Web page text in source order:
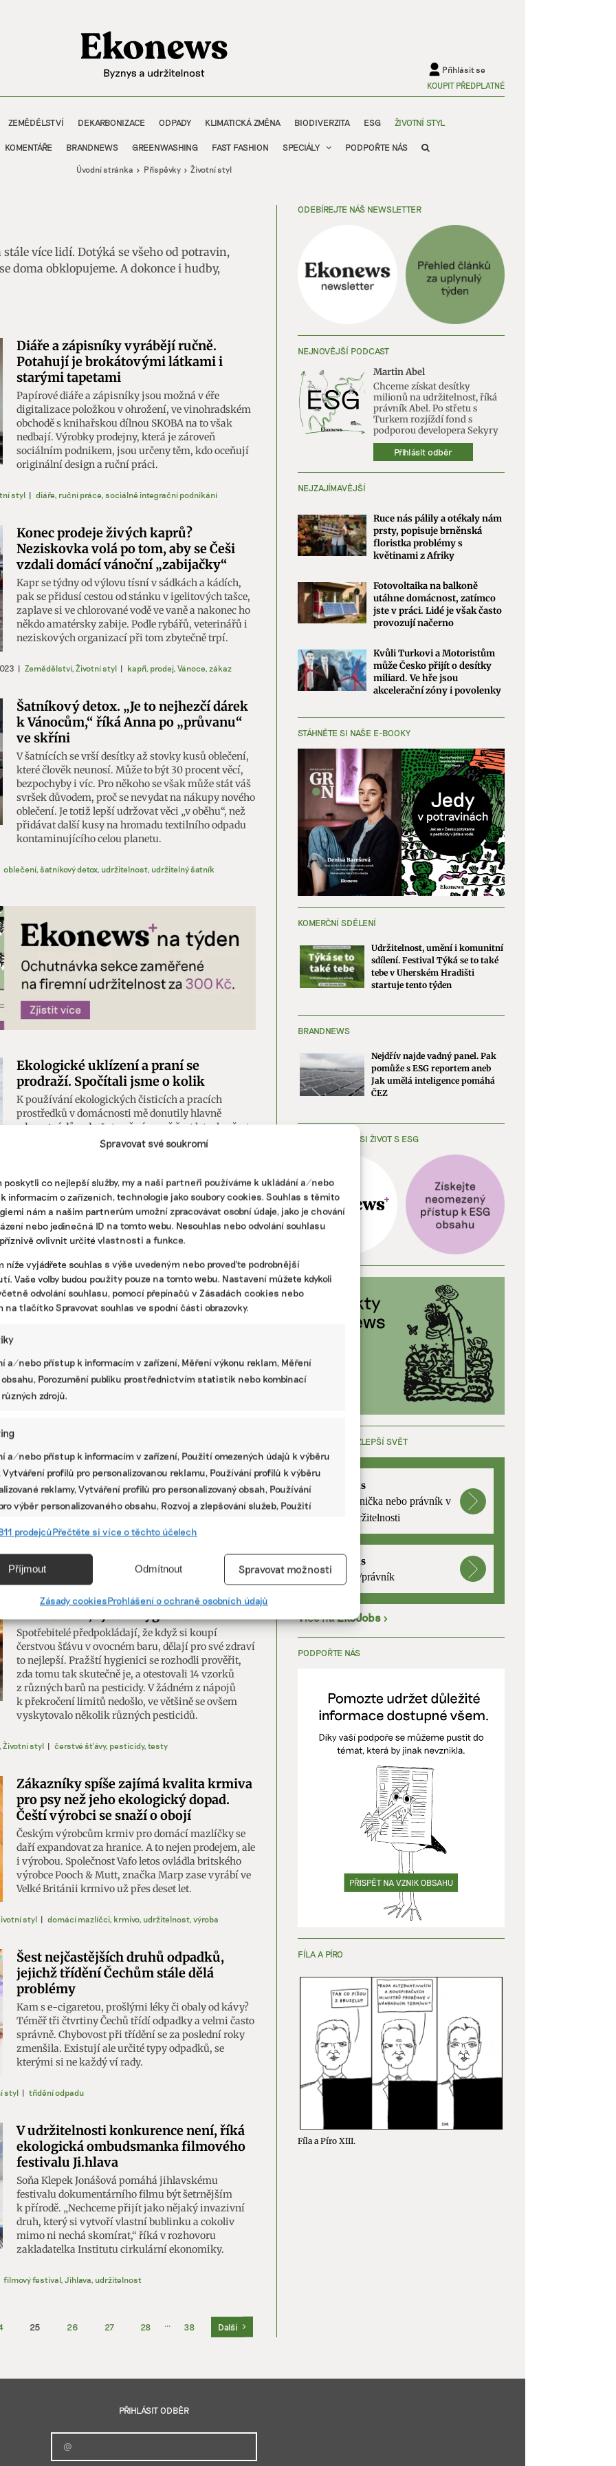
Spravovat své soukromí
poskytli co nejlepší služby, my a naši partneři používáme k ukládání a/nebo
informacím o zařízeních, technologie jako soubory cookies. Souhlas s těmito
nám a našim partnerům umožní zpracovávat osobní údaje, jako je chování
nebo jedinečná ID na tomto webu. Nesouhlas nebo odvolání souhlasu
ovlivnit určité vlastnosti a funkce.
níže vyjádřete souhlas s výše uvedeným nebo proveďte podrobnější
Vaše volby budou použity pouze na tomto webu. Nastavení můžete kdykoli
odvolání souhlasu, pomocí přepínačů v Zásadách cookies nebo
na tlačítko Spravovat souhlas ve spodní části obrazovky.
a/nebo přístup k informacím v zařízení, Měření výkonu reklam, Měření
obsahu, Porozumění publiku prostřednictvím statistik nebo kombinací
zdrojů.
a/nebo přístup k informacím v zařízení, Použití omezených údajů k výběru
Vytváření profilů pro personalizovanou reklamu, Používání profilů k výběru
reklamy, Vytváření profilů pro personalizovaný obsah, Používání
výběr personalizovaného obsahu, Rozvoj a zlepšování služeb, Použití
a kombinování údajů z jiných zdrojů údajů, Propojení různých
Identifikace zařízení na základě automaticky přenášených
přesných údajů o zeměpisné poloze, Identifikace zařízení na základě
vyžádaných informací.
bezpečnosti, předcházení a zjišťování podvodů a
chyb, Poskytování a zobrazování reklamy a obsahu,
a sdělování voleb ochrany osobních údajů.
Vždy aktivní
prodejcůPřečtěte si více o těchto účelech
Příjmout Odmítnout Spravovat možnosti
Zásady cookiesProhlášení o ochraně osobních údajů
Přihlásit se
KOUPIT PŘEDPLATNÉ
ZEMĚDĚLSTVÍ DEKARBONIZACE ODPADY KLIMATICKÁ ZMĚNA BIODIVERZITA ESG ŽIVOTNÍ STYL
KOMENTÁŘE BRANDNEWS GREENWASHING FAST FASHION SPECIÁLY PODPOŘTE NÁS
Úvodní stránka Příspěvky Životní styl
více lidí. Dotýká se všeho od potravin,
doma obklopujeme. A dokonce i hudby,
Diáře a zápisníky vyrábějí ručně.
Potahují je brokátovými látkami i
starými tapetami
Papírové diáře a zápisníky jsou možná v éře
digitalizace položkou v ohrožení, ve vinohradském
obchodě s knihařskou dílnou SKOBA na to však
nedbají. Výrobky prodejny, která je zároveň
sociálním podnikem, jsou určeny těm, kdo oceňují
originální design a ruční práci.
styl | diáře, ruční práce, sociálně integrační podnikání
Konec prodeje živých kaprů?
Neziskovka volá po tom, aby se Češi
vzdali domácí vánoční „zabijačky“
Kapr se týdny od výlovu tísní v sádkách a kádích,
pak se přidusí cestou od stánku v igelitových tašce,
zaplave si ve chlorované vodě ve vaně a nakonec ho
někdo amatérsky zabije. Podle rybářů, veterinářů i
neziskových organizací při tom zbytečně trpí.
| Zemědělství, Životní styl | kapři, prodej, Vánoce, zákaz
Šatníkový detox. „Je to nejhezčí dárek
k Vánocům,“ říká Anna po „průvanu“
ve skříni
V šatnících se vrší desítky až stovky kusů oblečení,
které člověk neunosí. Může to být 30 procent věcí,
bezpochyby i víc. Pro někoho se však může stát váš
svršek důvodem, proč se nevydat na nákupy nového
oblečení. Je totiž lepší udržovat věci „v oběhu“, než
přidávat další kusy na hromadu textilního odpadu
kontaminujícího celou planetu.
oblečení, šatníkový detox, udržitelnost, udržitelný šatník
Ekologické uklízení a praní se
prodraží. Spočítali jsme o kolik
K používání ekologických čisticích a pracích
prostředků v domácnosti mě donutily hlavně
zdravotní důvody. Je to už více než šest let, ale přesto
mě zajímalo, jak moc dnes zasahují do rodinného
domácnost jak detoxikovat domácnost non toxic ,praní ,
Pět mýtů o udržitelné módě. Jak
poznat, když textilní průmysl „zeleně“
lže
Zelená tvrzení módního průmyslu bývají špatně
ověřitelná. Vybrali jsme pět takových, která se často
fast fashion
Caitlin Southwicková se rozhodla hledat šetrnější
alternativu ke stovkám kilogramů odpadu a
toxickým chemikáliím, které ve své práci
používala. Dnes pomáhá podobná řešení hledat
muzeím, galeriím a divadlům po celém světě.
Čerstvé šťávy obsahují koktejl
několika pesticidů, byť v povolených
Spotřebitelé předpokládají, že když si koupí
čerstvou šťávu v ovocném baru, dělají pro své zdraví
to nejlepší. Pražští hygienici se rozhodli prověřit,
zda tomu tak skutečně je, a otestovali 14 vzorků
z různých barů na pesticidy. V žádném z nápojů
k překročení limitů nedošlo, ve většině se ovšem
vyskytovalo několik různých pesticidů.
Životní styl | čerstvé šťávy, pesticidy, testy
Zákazníky spíše zajímá kvalita krmiva
pro psy než jeho ekologický dopad.
Čeští výrobci se snaží o obojí
Českým výrobcům krmiv pro domácí mazlíčky se
daří expandovat za hranice. A to nejen prodejem, ale
i výrobou. Společnost Vafo letos ovládla britského
výrobce Pooch & Mutt, značka Marp zase vyrábí ve
Velké Británii krmivo už přes deset let.
styl | domácí mazlíčci, krmivo, udržitelnost, výroba
Šest nejčastějších druhů odpadků,
jejichž třídění Čechům stále dělá
problémy
Kam s e-cigaretou, prošlými léky či obaly od kávy?
Téměř tři čtvrtiny Čechů třídí odpadky a velmi často
správně. Chybovost při třídění se za poslední roky
zmenšila. Existují ale určité typy odpadků, se
kterými si ne každý ví rady.
styl | třídění odpadu
V udržitelnosti konkurence není, říká
ekologická ombudsmanka filmového
festivalu Ji.hlava
Soňa Klepek Jonášová pomáhá jihlavskému
festivalu dokumentárního filmu být šetrnějším
k přírodě. „Nechceme přijít jako nějaký invazivní
druh, který si vytvoří vlastní bublinku a cokoliv
mimo ni nechá skomírat,“ říká v rozhovoru
zakladatelka Institutu cirkulární ekonomiky.
filmový festival, Jihlava, udržitelnost
25 26 27 28 ··· 38 Další
ODEBÍREJTE NÁŠ NEWSLETTER
NEJNOVĚJŠÍ PODCAST
Martin Abel
Chceme získat desítky
milionů na udržitelnost, říká
právník Abel. Po střetu s
Turkem rozjíždí fond s
podporou developera Sekyry
Přihlásit odběr
NEJZAJÍMAVĚJŠÍ
Ruce nás pálily a otékaly nám
prsty, popisuje brněnská
floristka problémy s
květinami z Afriky
Fotovoltaika na balkoně
utáhne domácnost, zatímco
jste v práci. Lidé je však často
provozují načerno
Kvůli Turkovi a Motoristům
může Česko přijít o desítky
miliard. Ve hře jsou
akcelerační zóny i povolenky
STÁHNĚTE SI NAŠE E-BOOKY
KOMERČNÍ SDĚLENÍ
Udržitelnost, umění i komunitní
sdílení. Festival Týká se to také
tebe v Uherském Hradišti
startuje tento týden
BRANDNEWS
Nejdřív najde vadný panel. Pak
pomůže s ESG reportem aneb
Jak umělá inteligence pomáhá
ČEZ
ZJEDNODUŠTE SI ŽIVOT S ESG
PRÁCE, KTERÁ ZLEPŠÍ SVĚT
mutualus
Stáž: právnička nebo právník v
oblasti udržitelnosti
mutualus
právnička/právník
Více naEkoJobs >
PODPOŘTE NÁS
FÍLA A PÍRO
Fíla a Píro XIII.
PŘIHLÁSIT ODBĚR